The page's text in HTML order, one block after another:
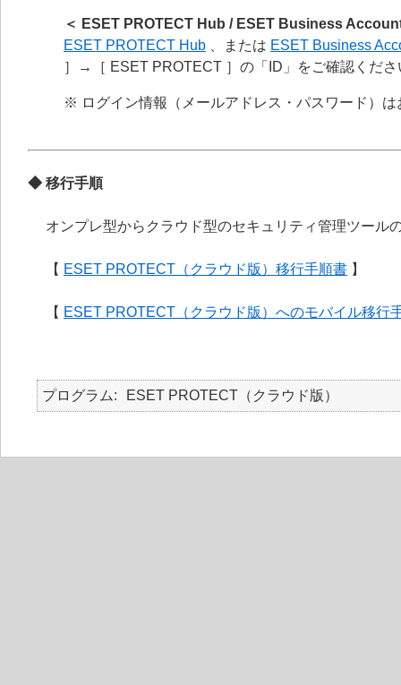
＜ ESET PROTECT Hub / ESET Business
ESET PROTECT Hub 、または ESET Business
］→［ ESET PROTECT ］の「ID」をご確認くださ
※ ログイン情報（メールアドレス・パスワード）
◆ 移行手順
オンプレ型からクラウド型のセキュリティ管理ツール
【 ESET PROTECT（クラウド版）移行手順書 】
【 ESET PROTECT（クラウド版）へのモバイル移行
プログラム ESET PROTECT（クラウド版）